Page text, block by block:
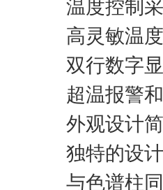
温度控制
高灵敏温
双行数字
超温报警
外观设计
独特的设
与色谱柱